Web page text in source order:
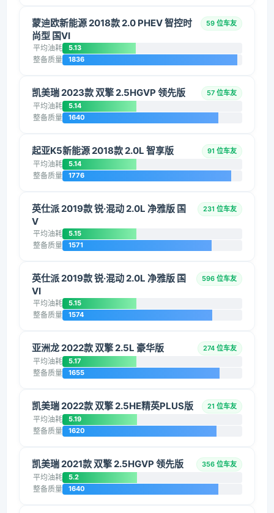
蒙迪欧新能源 2018款 2.0 PHEV 智控时
尚型 国VI
59 位车友
平均油耗 5.13
整备质量 1836
凯美瑞 2023款 双擎 2.5HGVP 领先版 57 位车友
平均油耗 5.14
整备质量 1640
起亚K5新能源 2018款 2.0L 智享版 91 位车友
平均油耗 5.14
整备质量 1776
英仕派 2019款 锐·混动 2.0L 净雅版 国
V
231 位车友
平均油耗 5.15
整备质量 1571
英仕派 2019款 锐·混动 2.0L 净雅版 国
VI
596 位车友
平均油耗 5.15
整备质量 1574
亚洲龙 2022款 双擎 2.5L 豪华版 274 位车友
平均油耗 5.17
整备质量 1655
凯美瑞 2022款 双擎 2.5HE精英PLUS版 21 位车友
平均油耗 5.19
整备质量 1620
凯美瑞 2021款 双擎 2.5HGVP 领先版 356 位车友
平均油耗 5.2
整备质量 1640